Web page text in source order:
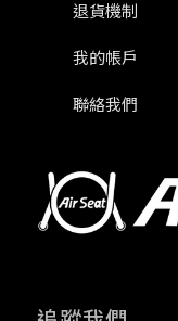
退貨機制
我的帳戶
聯絡我們